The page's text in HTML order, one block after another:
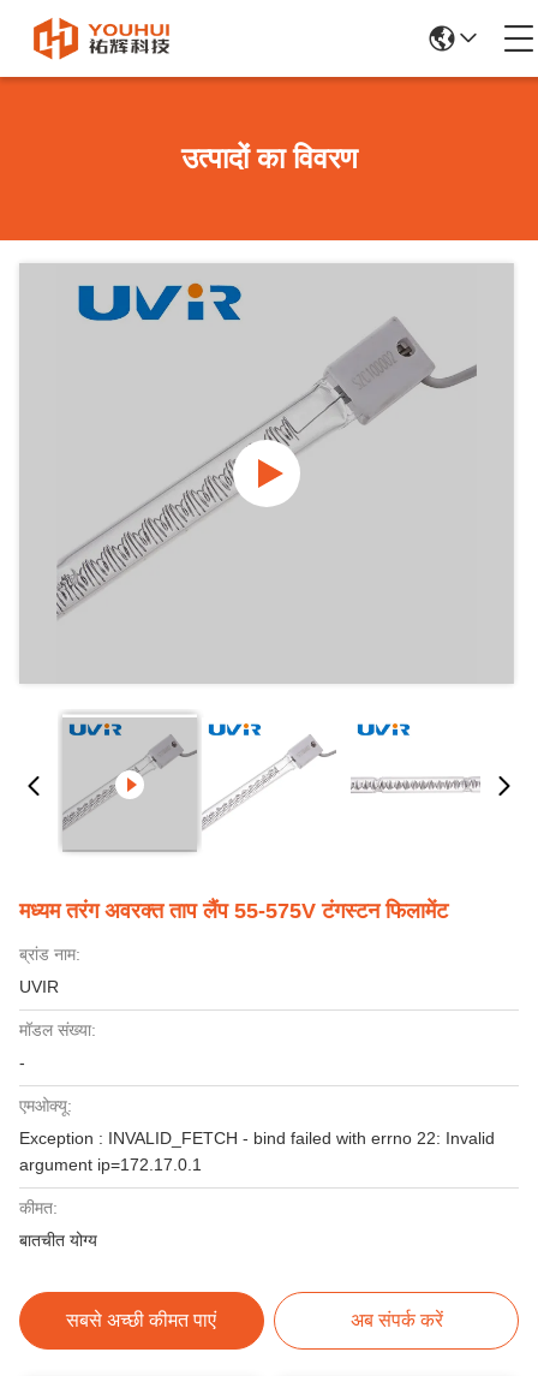
उत्पादों का विवरण
मध्यम तरंग अवरक्त ताप लैंप 55-575V टंगस्टन फिलामेंट
ब्रांड नाम:
UVIR
मॉडल संख्या:
-
एमओक्यू:
Exception : INVALID_FETCH - bind failed with errno 22: Invalid
argument ip=172.17.0.1
कीमत:
बातचीत योग्य
सबसे अच्छी कीमत पाएं अब संपर्क करें